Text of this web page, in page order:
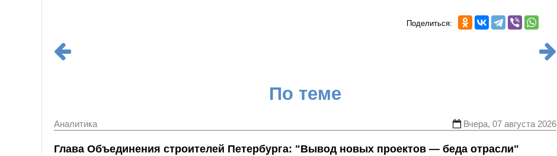
Поделиться:
По теме
Аналитика Вчера, 07 августа 2026
Глава Объединения строителей Петербурга: "Вывод новых проектов — беда отрасли"